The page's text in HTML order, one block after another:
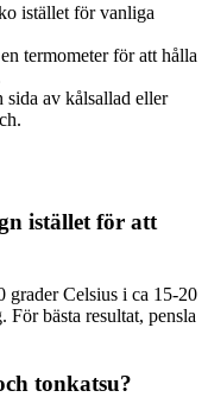
istället för vanliga
termometer för att hålla
sida av kålsallad eller
istället för att
grader Celsius i ca 15-20
bästa resultat, pensla
tonkatsu?